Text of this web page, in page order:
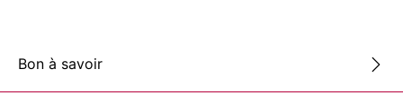
Bon à savoir